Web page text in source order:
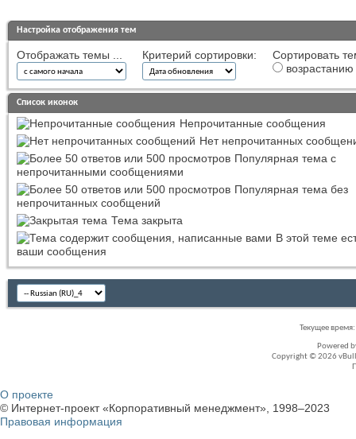
Настройка отображения тем
Отображать темы ... Критерий сортировки:
Сортировать
возрастанию
Список иконок
Непрочитанные сообщения
Нет непрочитанных
Популярная тема с
непрочитанными сообщениями
Популярная тема без
непрочитанных сообщений
Тема закрыта
В этой теме
ваши сообщения
Текущее время:
Powered
Copyright © 2026
О проекте
© Интернет-проект «Корпоративный менеджмент», 1998–2023
Правовая информация